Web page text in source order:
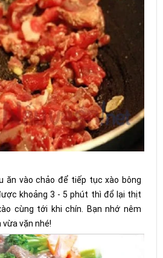
ăn vào chảo để tiếp tục xào bông
khoảng 3 - 5 phút thì đổ lại thịt
cùng tới khi chín. Bạn nhớ nêm
vặn nhé!